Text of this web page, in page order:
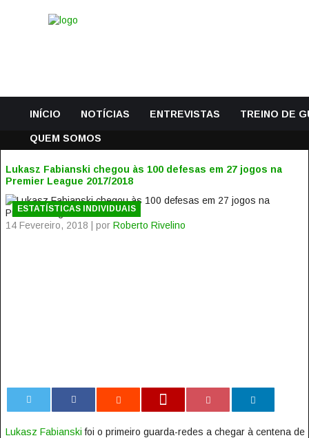
INÍCIO NOTÍCIAS ENTREVISTAS TREINO DE
QUEM SOMOS
Lukasz Fabianski chegou às 100 defesas em 27 jogos na
Premier League 2017/2018
14 Fevereiro, 2018 | por Roberto Rivelino
ESTATÍSTICAS INDIVIDUAIS
Lukasz Fabianski foi o primeiro guarda-redes a chegar à centena de